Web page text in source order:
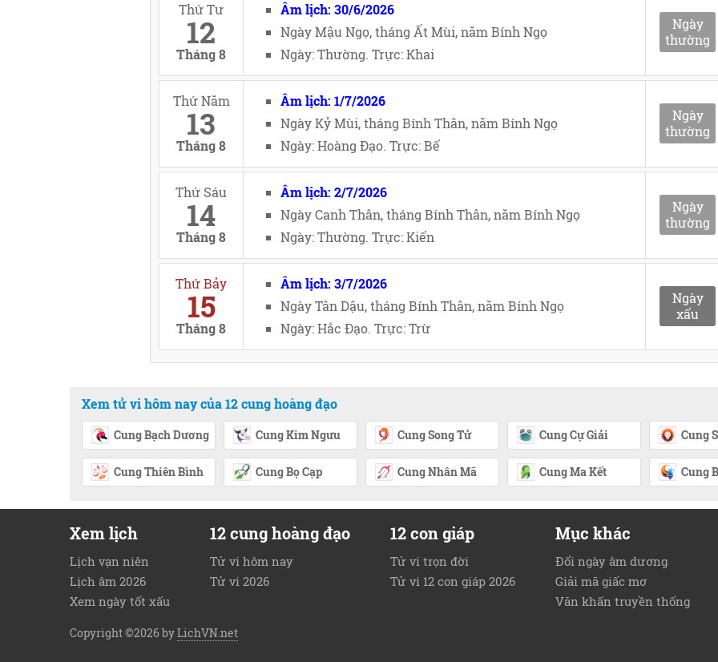
Thứ Tư
12
Tháng 8
Âm lịch: 30/6/2026
Ngày Mậu Ngọ, tháng Ất Mùi, năm Bính Ngọ
Ngày: Thường. Trực: Khai
Ngày
thường
Thứ Năm
13
Tháng 8
Âm lịch: 1/7/2026
Ngày Kỷ Mùi, tháng Bính Thân, năm Bính Ngọ
Ngày: Hoàng Đạo. Trực: Bế
Ngày
thường
Thứ Sáu
14
Tháng 8
Âm lịch: 2/7/2026
Ngày Canh Thân, tháng Bính Thân, năm Bính Ngọ
Ngày: Thường. Trực: Kiến
Ngày
thường
Thứ Bảy
15
Tháng 8
Âm lịch: 3/7/2026
Ngày Tân Dậu, tháng Bính Thân, năm Bính Ngọ
Ngày: Hắc Đạo. Trực: Trừ
Ngày
xấu
Xem tử vi hôm nay của 12 cung hoàng đạo
Cung Bạch Dương Cung Kim Ngưu Cung Song Tử Cung Cự Giải Cung
Cung Thiên Bình Cung Bọ Cạp Cung Nhân Mã Cung Ma Kết Cung
Xem lịch
Lịch vạn niên
Lịch âm 2026
Xem ngày tốt xấu
12 cung hoàng đạo
Tử vi hôm nay
Tử vi 2026
12 con giáp
Tử vi trọn đời
Tử vi 12 con giáp 2026
Mục khác
Đổi ngày âm dương
Giải mã giấc mơ
Văn khấn truyền thống
Copyright ©2026 byLichVN.net